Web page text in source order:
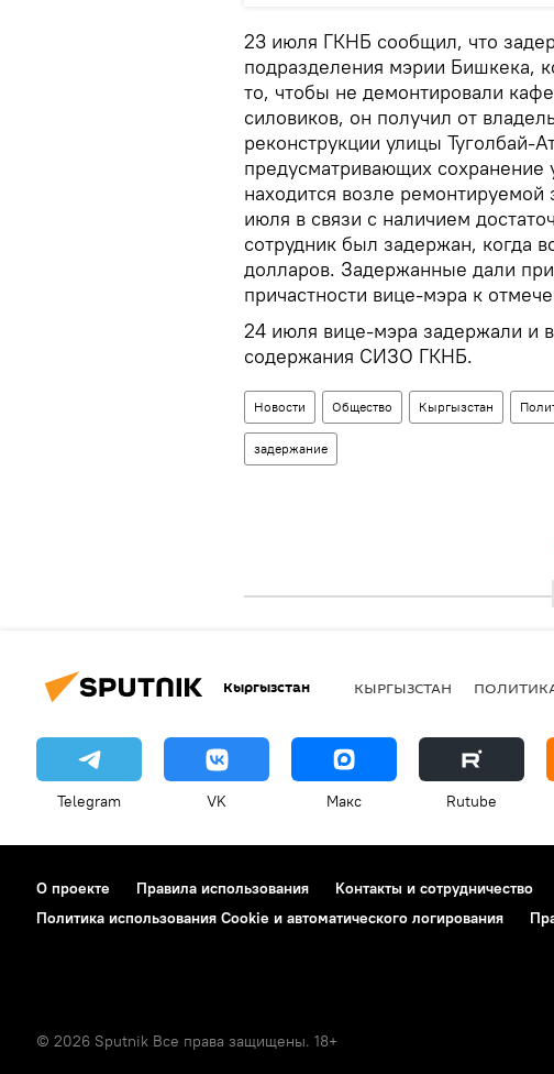
23 июля ГКНБ сообщил, что
подразделения мэрии Бишкека,
то, чтобы не демонтировали
силовиков, он получил от
реконструкции улицы Туголбай-
предусматривающих сохранение
находится возле ремонтируемой
июля в связи с наличием
сотрудник был задержан, когда
долларов. Задержанные дали
причастности вице-мэра к
24 июля вице-мэра задержали и
содержания СИЗО ГКНБ.
Новости Общество Кыргызстан
задержание
Кыргызстан КЫРГЫЗСТАН
Telegram VK Макс Rutube
О проекте Правила использования Контакты и сотрудничество
Политика использования Cookie и автоматического логирования
© 2026 Sputnik Все права защищены. 18+